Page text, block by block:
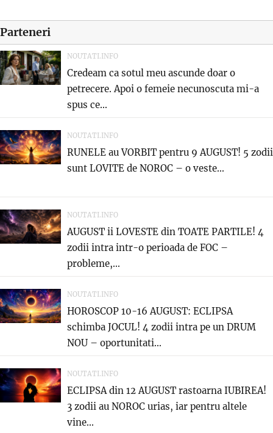
Parteneri
NOUTATI.INFO
Credeam ca sotul meu ascunde doar o
petrecere. Apoi o femeie necunoscuta mi-a
spus ce...
NOUTATI.INFO
RUNELE au VORBIT pentru 9 AUGUST! 5 zodii
sunt LOVITE de NOROC – o veste...
NOUTATI.INFO
AUGUST ii LOVESTE din TOATE PARTILE! 4
zodii intra intr-o perioada de FOC –
probleme,...
NOUTATI.INFO
HOROSCOP 10-16 AUGUST: ECLIPSA
schimba JOCUL! 4 zodii intra pe un DRUM
NOU – oportunitati...
NOUTATI.INFO
ECLIPSA din 12 AUGUST rastoarna IUBIREA!
3 zodii au NOROC urias, iar pentru altele
vine...